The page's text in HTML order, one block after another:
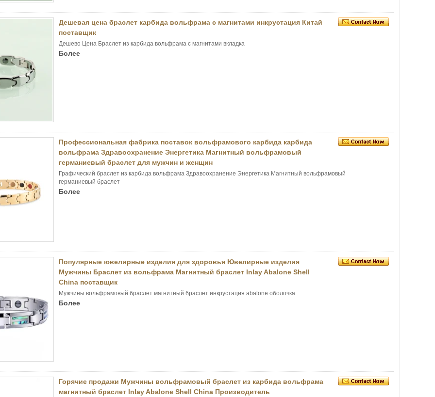
Дешевая цена браслет карбида вольфрама с магнитами инкрустация Китай
поставщик
Дешево Цена Браслет из карбида вольфрама с магнитами вкладка
Более
Профессиональная фабрика поставок вольфрамового карбида карбида
вольфрама Здравоохранение Энергетика Магнитный вольфрамовый
германиевый браслет для мужчин и женщин
Графический браслет из карбида вольфрама Здравоохранение Энергетика Магнитный вольфрамовый
германиевый браслет
Более
Популярные ювелирные изделия для здоровья Ювелирные изделия
Мужчины Браслет из вольфрама Магнитный браслет Inlay Abalone Shell
China поставщик
Мужчины вольфрамовый браслет магнитный браслет инкрустация abalone оболочка
Более
Горячие продажи Мужчины вольфрамовый браслет из карбида вольфрама
магнитный браслет Inlay Abalone Shell China Производитель